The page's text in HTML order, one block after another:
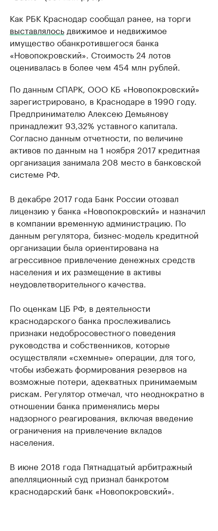
Как РБК Краснодар сообщал ранее, на торги
выставлялось движимое и недвижимое
имущество обанкротившегося банка
«Новопокровский». Стоимость 24 лотов
оценивалась в более чем 454 млн рублей.
По данным СПАРК, ООО КБ «Новопокровский»
зарегистрировано, в Краснодаре в 1990 году.
Предпринимателю Алексею Демьянову
принадлежит 93,32% уставного капитала.
Согласно данным отчетности, по величине
активов по данным на 1 ноября 2017 кредитная
организация занимала 208 место в банковской
системе РФ.
В декабре 2017 года Банк России отозвал
лицензию у банка «Новопокровский» и назначил
в компании временную администрацию. По
данным регулятора, бизнес-модель кредитной
организации была ориентирована на
агрессивное привлечение денежных средств
населения и их размещение в активы
неудовлетворительного качества.
По оценкам ЦБ РФ, в деятельности
краснодарского банка прослеживались
признаки недобросовестного поведения
руководства и собственников, которые
осуществляли «схемные» операции, для того,
чтобы избежать формирования резервов на
возможные потери, адекватных принимаемым
рискам. Регулятор отмечал, что неоднократно в
отношении банка применялись меры
надзорного реагирования, включая введение
ограничения на привлечение вкладов
населения.
В июне 2018 года Пятнадцатый арбитражный
апелляционный суд признал банкротом
краснодарский банк «Новопокровский».